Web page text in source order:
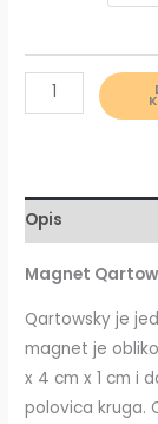
Komunela
količina
Opis
Magnet
Qartowsky je
magnet je
x 4 cm x 1 cm i
polovica kruga.